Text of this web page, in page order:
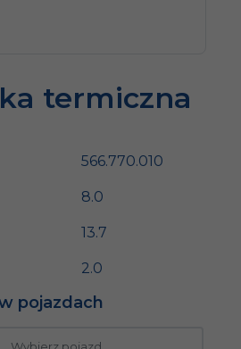
termiczna
566.770.010
8.0
13.7
2.0
pojazdach